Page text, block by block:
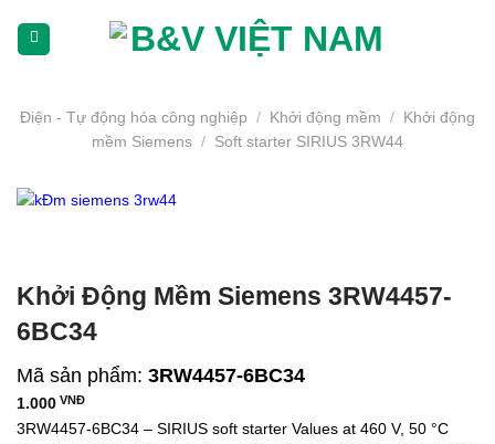
dịch)Điện - Tự động hóa công nghiệp / Khởi động mềm / Khởi động
mềm Siemens / Soft starter SIRIUS 3RW44
Khởi Động Mềm Siemens 3RW4457-
6BC34
Mã sản phẩm: 3RW4457-6BC34
1.000 VNĐ
3RW4457-6BC34 – SIRIUS soft starter Values at 460 V, 50 °C